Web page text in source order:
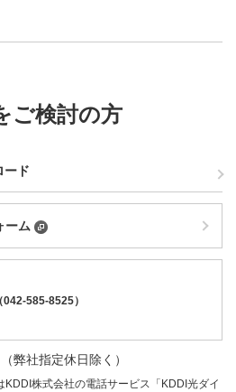
ご検討の方
ード
ーム
（042-585-8525）
弊社指定休日除く）
株式会社の電話サービス「KDDI光ダイ